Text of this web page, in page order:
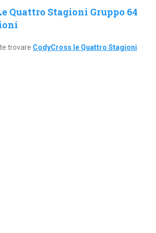
Quattro Stagioni Gruppo 64
trovare CodyCross le Quattro Stagioni